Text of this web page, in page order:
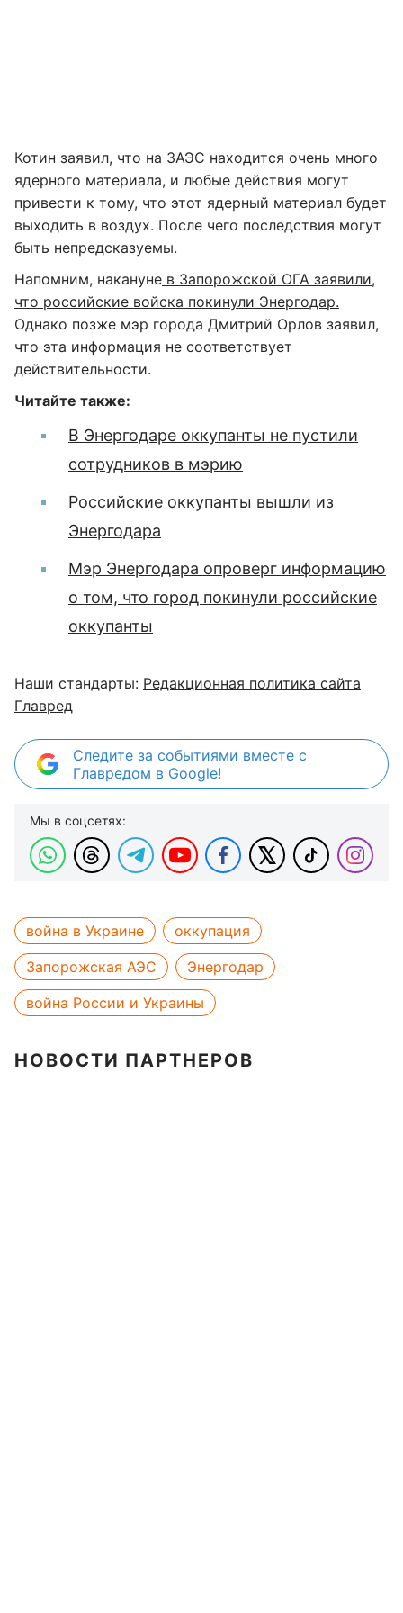
Котин заявил, что на ЗАЭС находится очень много
ядерного материала, и любые действия могут
привести к тому, что этот ядерный материал будет
выходить в воздух. После чего последствия могут
быть непредсказуемы.
Напомним, накануне в Запорожской ОГА заявили,
что российские войска покинули Энергодар.
Однако позже мэр города Дмитрий Орлов заявил,
что эта информация не соответствует
действительности.
Читайте также:
В Энергодаре оккупанты не пустили
сотрудников в мэрию
Российские оккупанты вышли из
Энергодара
Мэр Энергодара опроверг информацию
о том, что город покинули российские
оккупанты
Наши стандарты: Редакционная политика сайта
Главред
Следите за событиями вместе с
Главредом в Google!
Мы в соцсетях:
война в Украине
оккупация
Запорожская АЭС
Энергодар
война России и Украины
НОВОСТИ ПАРТНЕРОВ